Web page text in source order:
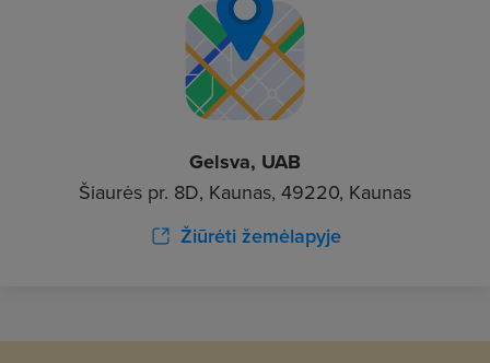
Gelsva, UAB
Šiaurės pr. 8D, Kaunas, 49220, Kaunas
Žiūrėti žemėlapyje